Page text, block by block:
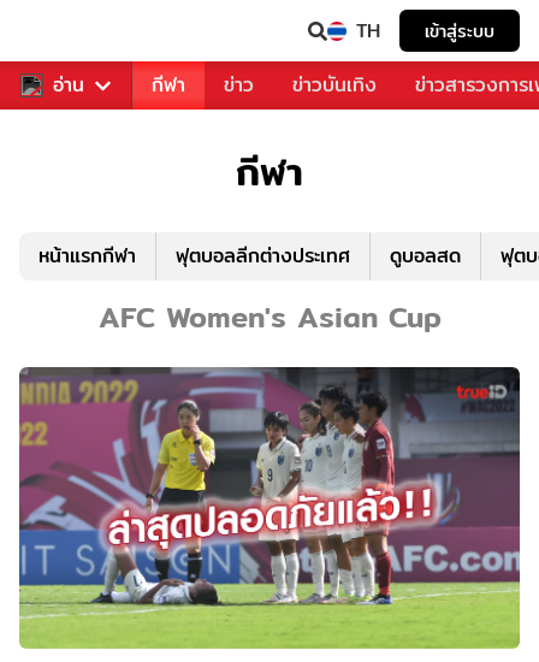
TH เข้าสู่ระบบ
อ่าน
สำหรับคุณ กีฬา ข่าว ข่าวบันเทิง ข่าวสารวงการ
กีฬา
หน้าแรกกีฬา ฟุตบอลลีกต่างประเทศ ดูบอลสด ฟุต
AFC Women's Asian Cup